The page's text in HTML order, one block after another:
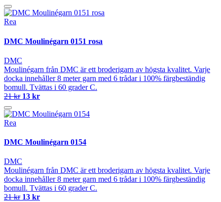
Rea
DMC Moulinégarn 0151 rosa
DMC
Moulinégarn från DMC är ett broderigarn av högsta kvalitet. Varje
docka innehåller 8 meter garn med 6 trådar i 100% färgbeständig
bomull. Tvättas i 60 grader C.
21 kr 13 kr
Rea
DMC Moulinégarn 0154
DMC
Moulinégarn från DMC är ett broderigarn av högsta kvalitet. Varje
docka innehåller 8 meter garn med 6 trådar i 100% färgbeständig
bomull. Tvättas i 60 grader C.
21 kr 13 kr